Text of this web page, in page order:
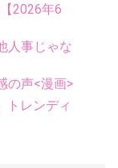
2026年6
人事じゃな
の声<漫画>
トレンディ